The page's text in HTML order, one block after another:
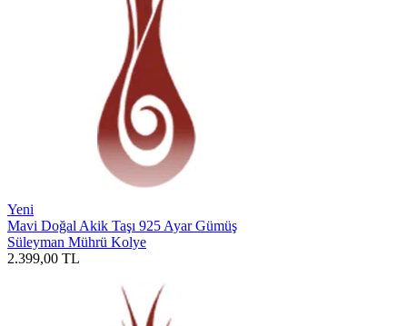
Yeni
Mavi Doğal Akik Taşı 925 Ayar Gümüş
Süleyman Mührü Kolye
2.399,00 TL